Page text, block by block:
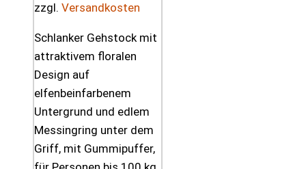
zzgl. Versandkosten
Schlanker Gehstock mit
attraktivem floralen
Design auf
elfenbeinfarbenem
Untergrund und edlem
Messingring unter dem
Griff, mit Gummipuffer,